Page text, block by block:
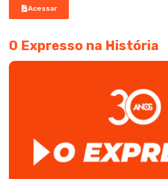
Acessar
O Expresso na História